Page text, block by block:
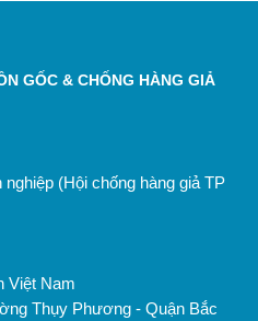
GỐC & CHỐNG HÀNG GIẢ
(Hội chống hàng giả TP
Việt Nam
Thụy Phương - Quận Bắc